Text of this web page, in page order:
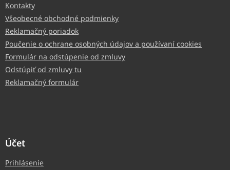
Kontakty
Všeobecné obchodné podmienky
Reklamačný poriadok
Poučenie o ochrane osobných údajov a používaní cookies
Formulár na odstúpenie od zmluvy
Odstúpiť od zmluvy tu
Reklamačný formulár
Účet
Prihlásenie